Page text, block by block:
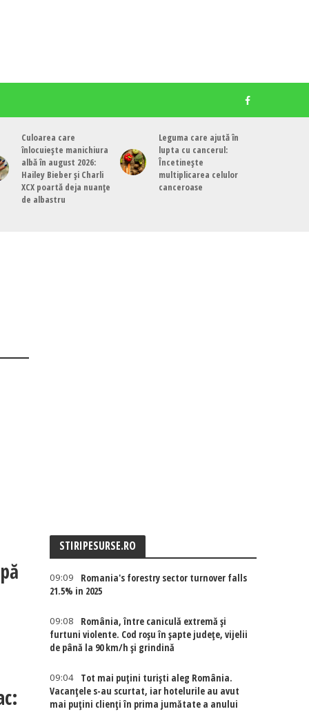
Culoarea care
înlocuiește manichiura
albă în august 2026:
Hailey Bieber și Charli
XCX poartă deja nuanțe
de albastru
Leguma care ajută în
lupta cu cancerul:
Încetinește
multiplicarea celulor
canceroase
STIRIPESURSE.RO
09:09
Romania's forestry sector turnover falls
21.5% in 2025
09:08
România, între caniculă extremă și
furtuni violente. Cod roșu în șapte județe, vijelii
de până la 90 km/h și grindină
09:04
Tot mai puțini turiști aleg România.
Vacanțele s-au scurtat, iar hotelurile au avut
mai puțini clienți în prima jumătate a anului